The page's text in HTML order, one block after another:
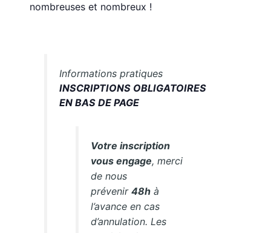
nombreuses et nombreux !
Informations pratiques
INSCRIPTIONS OBLIGATOIRES
EN BAS DE PAGE
Votre inscription
vous engage, merci
de nous
prévenir 48hà
l’avance en cas
d’annulation. Les